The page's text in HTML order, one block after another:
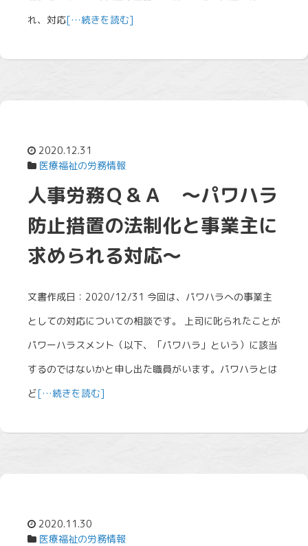
れ、対応[…続きを読む]
2020.12.31
医療福祉の労務情報
人事労務Ｑ＆Ａ ～パワハラ
防止措置の法制化と事業主に
求められる対応～
文書作成日：2020/12/31 今回は、パワハラへの事業主
としての対応についての相談です。 上司に叱られたことが
パワーハラスメント（以下、「パワハラ」という）に該当
するのではないかと申し出た職員がいます。パワハラとは
ど[…続きを読む]
2020.11.30
医療福祉の労務情報